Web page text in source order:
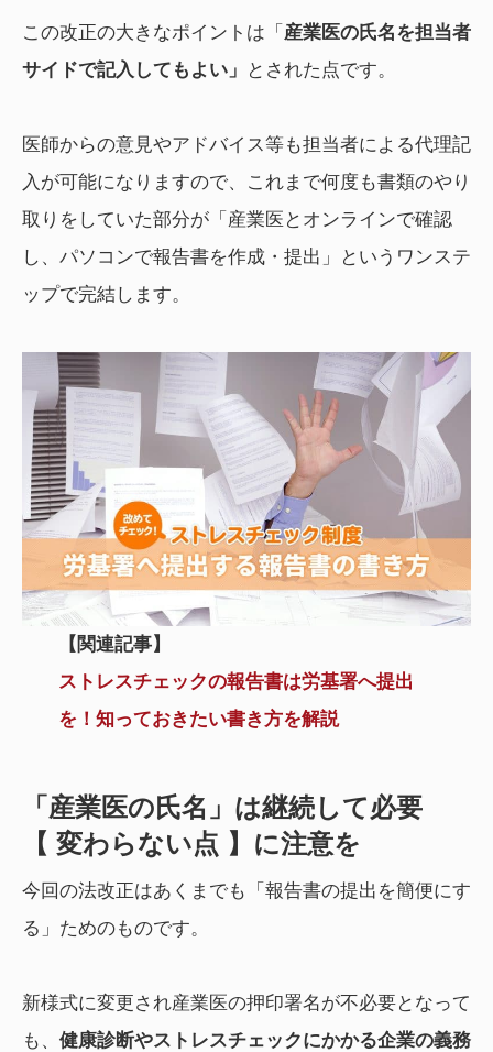
この改正の大きなポイントは「 産業医の氏名を担当者
サイドで記入してもよい」
とされた点です。
医師からの意見やアドバイス等も担当者による代理記
入が可能になりますので、これまで何度も書類のやり
取りをしていた部分が「産業医とオンラインで確認
し、パソコンで報告書を作成・提出」というワンステ
ップで完結します。
【 関連記事】
ストレスチェックの報告書は労基署へ提出
を！知っておきたい書き方を解説
「産業医の氏名」は継続して必要
【 変わらない点 】に注意を
今回の法改正はあくまでも「報告書の提出を簡便にす
る」ためのものです。
新様式に変更され産業医の押印署名が不必要となって
も、 健康診断やストレスチェックにかかる企業の義務